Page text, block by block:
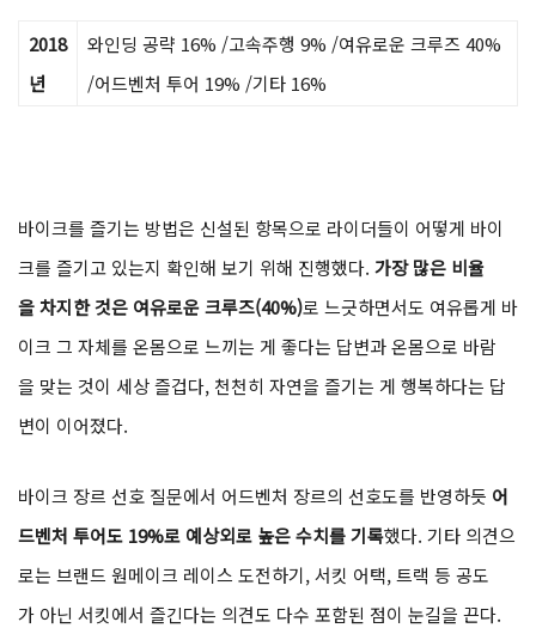
2018
년
와인딩 공략 16% /고속주행 9% /여유로운 크루즈 40%
/어드벤처 투어 19% /기타 16%
바이크를 즐기는 방법은 신설된 항목으로 라이더들이 어떻게 바이
크를 즐기고 있는지 확인해 보기 위해 진행했다. 가장 많은 비율
을 차지한 것은 여유로운 크루즈(40%)로 느긋하면서도 여유롭게 바
이크 그 자체를 온몸으로 느끼는 게 좋다는 답변과 온몸으로 바람
을 맞는 것이 세상 즐겁다, 천천히 자연을 즐기는 게 행복하다는 답
변이 이어졌다.
바이크 장르 선호 질문에서 어드벤처 장르의 선호도를 반영하듯 어
드벤처 투어도 19%로 예상외로 높은 수치를 기록했다. 기타 의견으
로는 브랜드 원메이크 레이스 도전하기, 서킷 어택, 트랙 등 공도
가 아닌 서킷에서 즐긴다는 의견도 다수 포함된 점이 눈길을 끈다.